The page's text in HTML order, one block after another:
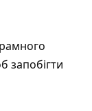
запобігти